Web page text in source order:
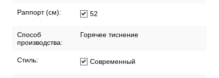
Раппорт (см): 52
Способ
производства:
Горячее тиснение
Стиль: Современный